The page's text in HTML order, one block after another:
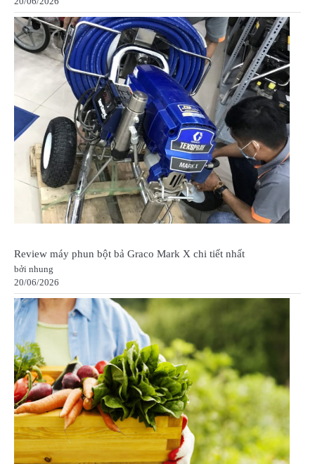
Review máy phun bột bả Graco Mark X chi tiết nhất
bởi nhung
20/06/2026